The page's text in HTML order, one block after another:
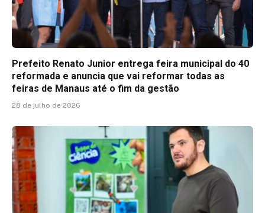
Prefeito Renato Junior entrega feira municipal do 40
reformada e anuncia que vai reformar todas as
feiras de Manaus até o fim da gestão
28 de julho de 2026